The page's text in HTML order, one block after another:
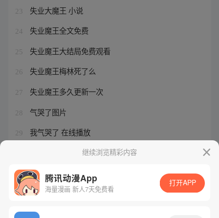
23 失业大魔王 小说
24 失业魔王全文免费
25 失业魔王大结局免费观看
26 失业魔王梅林死了么
27 失业魔王多久更新一次
28 气哭了图片
29 我气哭了 在线播放
继续浏览精彩内容
腾讯动漫App
海量漫画 新人7天免费看
打开APP